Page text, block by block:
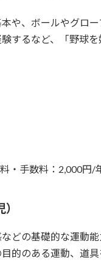
や、ボールやグロ
するなど、「野球
・手数料：2,000円/
どの基礎的な運動
的のある運動、道